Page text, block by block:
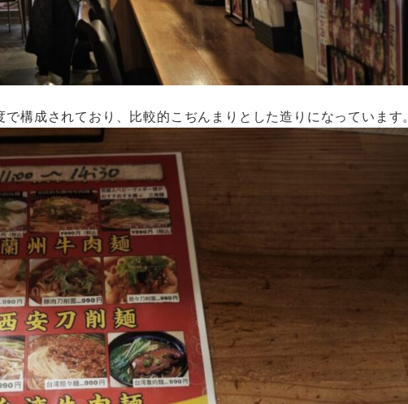
構成されており、比較的こぢんまりとした造りになっています。